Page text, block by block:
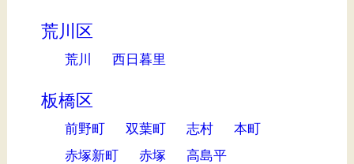
荒川区
荒川 西日暮里
板橋区
前野町 双葉町 志村
本町
赤塚新町
赤塚 高島平